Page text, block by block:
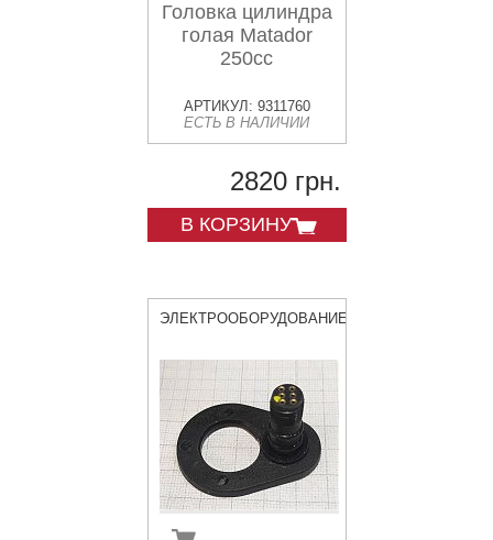
Головка цилиндра
голая Matador
250cc
АРТИКУЛ: 9311760
ЕСТЬ В НАЛИЧИИ
2820 грн.
В КОРЗИНУ
ЭЛЕКТРООБОРУДОВАНИЕ